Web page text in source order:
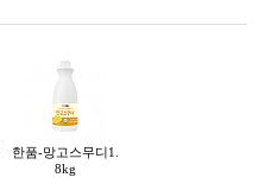
한품-망고스무디1.
8kg